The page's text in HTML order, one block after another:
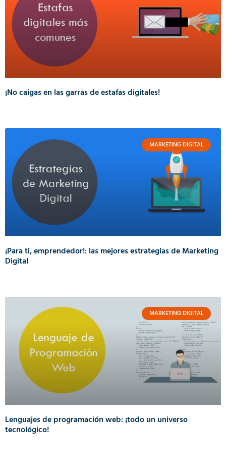
¡No caigas en las garras de estafas digitales!
MARKETING DIGITAL
¡Para ti, emprendedor!: las mejores estrategias de Marketing
Digital
MARKETING DIGITAL
Lenguajes de programación web: ¡todo un universo
tecnológico!